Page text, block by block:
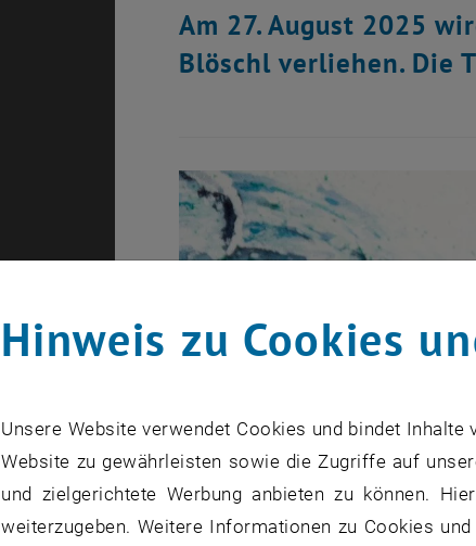
Am 27. August 2025
Blöschl verliehen. Die
Hinweis zu Cookies
Unsere Website verwendet Cookies und bindet
Website zu gewährleisten sowie die Zugriffe auf
und zielgerichtete Werbung anbieten zu können.
weiterzugeben. Weitere Informationen zu Cookies